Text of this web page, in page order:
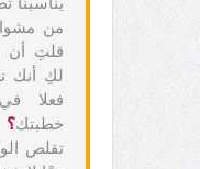
من
قلتِ أن
لكِ أنك
فعلا
خطبتك؟
تقلص